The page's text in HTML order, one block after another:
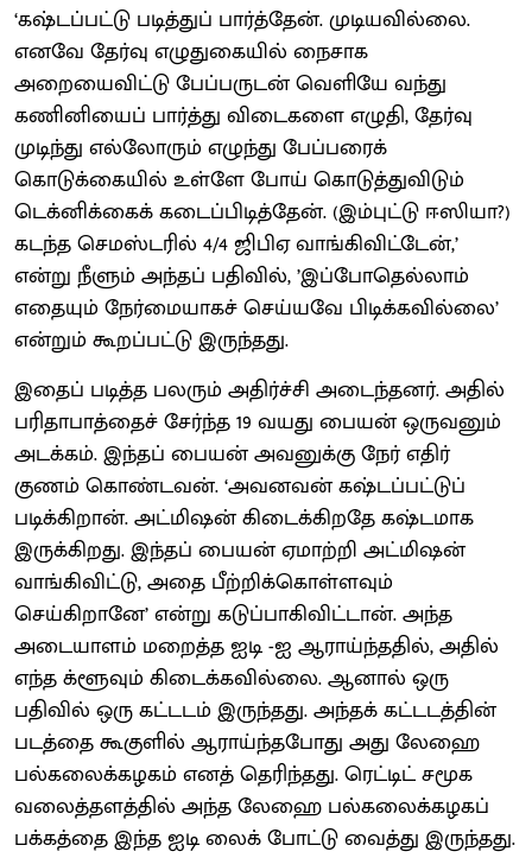
‘கஷ்டப்பட்டு படித்துப் பார்த்தேன். முடியவில்லை.
எனவே தேர்வு எழுதுகையில் நைசாக
அறையைவிட்டு பேப்பருடன் வெளியே வந்து
கணினியைப் பார்த்து விடைகளை எழுதி, தேர்வு
முடிந்து எல்லோரும் எழுந்து பேப்பரைக்
கொடுக்கையில் உள்ளே போய் கொடுத்துவிடும்
டெக்னிக்கைக் கடைப்பிடித்தேன். (இம்புட்டு ஈஸியா?)
கடந்த செமஸ்டரில் 4/4 ஜிபிஏ வாங்கிவிட்டேன்,’
என்று நீளும் அந்தப் பதிவில், ’இப்போதெல்லாம்
எதையும் நேர்மையாகச் செய்யவே பிடிக்கவில்லை’
என்றும் கூறப்பட்டு இருந்தது.
இதைப் படித்த பலரும் அதிர்ச்சி அடைந்தனர். அதில்
பரிதாபாத்தைச் சேர்ந்த 19 வயது பையன் ஒருவனும்
அடக்கம். இந்தப் பையன் அவனுக்கு நேர் எதிர்
குணம் கொண்டவன். ‘அவனவன் கஷ்டப்பட்டுப்
படிக்கிறான். அட்மிஷன் கிடைக்கிறதே கஷ்டமாக
இருக்கிறது. இந்தப் பையன் ஏமாற்றி அட்மிஷன்
வாங்கிவிட்டு, அதை பீற்றிக்கொள்ளவும்
செய்கிறானே’ என்று கடுப்பாகிவிட்டான். அந்த
அடையாளம் மறைத்த ஐடி -ஐ ஆராய்ந்ததில், அதில்
எந்த க்ளூவும் கிடைக்கவில்லை. ஆனால் ஒரு
பதிவில் ஒரு கட்டடம் இருந்தது. அந்தக் கட்டடத்தின்
படத்தை கூகுளில் ஆராய்ந்தபோது அது லேஹை
பல்கலைக்கழகம் எனத் தெரிந்தது. ரெட்டிட் சமூக
வலைத்தளத்தில் அந்த லேஹை பல்கலைக்கழகப்
பக்கத்தை இந்த ஐடி லைக் போட்டு வைத்து இருந்தது.